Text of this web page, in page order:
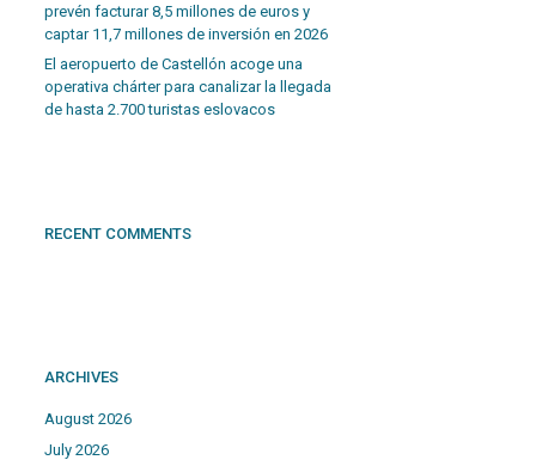
prevén facturar 8,5 millones de euros y
captar 11,7 millones de inversión en 2026
El aeropuerto de Castellón acoge una
operativa chárter para canalizar la llegada
de hasta 2.700 turistas eslovacos
RECENT COMMENTS
ARCHIVES
August 2026
July 2026